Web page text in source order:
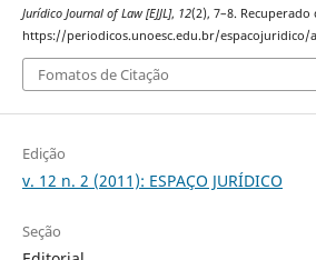
Jurídico Journal of Law [EJJL], 12(2), 7–8. Recuperado
https://periodicos.unoesc.edu.br/espacojuridico/
Fomatos de Citação
Edição
v. 12 n. 2 (2011): ESPAÇO JURÍDICO
Seção